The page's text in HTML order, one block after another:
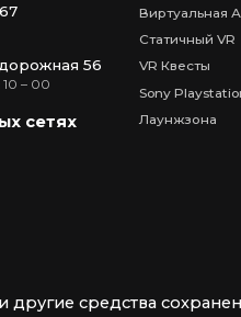
средства
56
– 00
сетях
Виртуальная
Статичный VR
VR Квесты
Sony
Лаунжзона